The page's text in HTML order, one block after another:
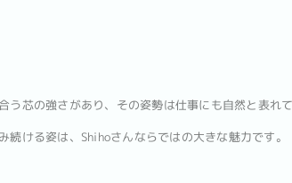
芯の強さがあり、その姿勢は仕事にも自然と表れ
ける姿は、Shihoさんならではの大きな魅力です。